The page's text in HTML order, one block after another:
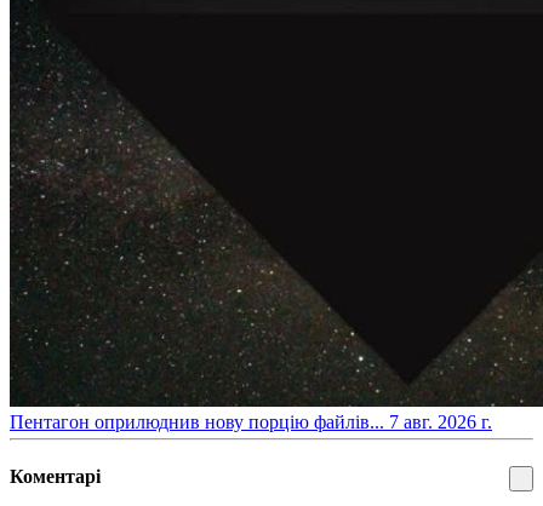
​Пентагон оприлюднив нову порцію файлів... 7 авг. 2026 г.
Коментарі